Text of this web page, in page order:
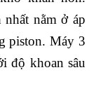
nằm ở áp
piston. Máy 3
độ khoan sâu